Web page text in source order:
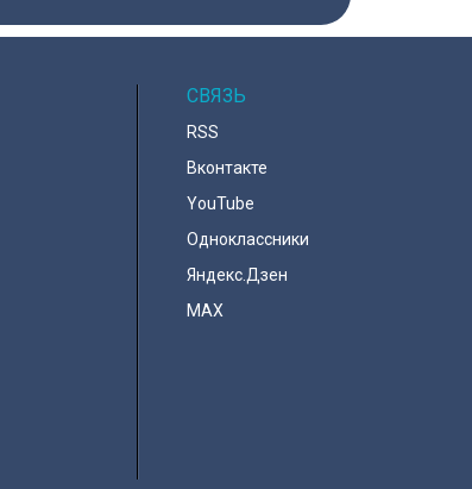
СВЯЗЬ
RSS
Вконтакте
YouTube
Одноклассники
Яндекс.Дзен
MAX